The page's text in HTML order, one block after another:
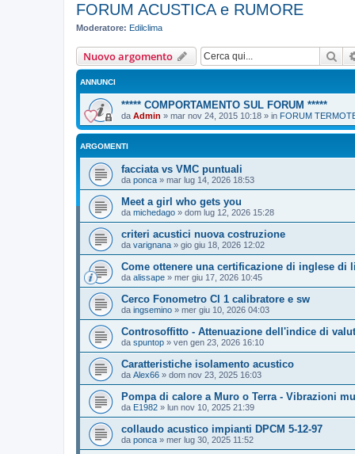
FORUM ACUSTICA e RUMORE
Moderatore: Edilclima
Nuovo argomento
ANNUNCI
***** COMPORTAMENTO SUL FORUM *****
da Admin » mar nov 24, 2015 10:18 » in FORUM
ARGOMENTI
facciata vs VMC puntuali
da ponca » mar lug 14, 2026 18:53
Meet a girl who gets you
da michedago » dom lug 12, 2026 15:28
criteri acustici nuova costruzione
da varignana » gio giu 18, 2026 12:02
Come ottenere una certificazione di inglese di
da alissape » mer giu 17, 2026 10:45
Cerco Fonometro Cl 1 calibratore e sw
da ingsemino » mer giu 10, 2026 04:03
Controsoffitto - Attenuazione dell'indice di
da spuntop » ven gen 23, 2026 16:10
Caratteristiche isolamento acustico
da Alex66 » dom nov 23, 2025 16:03
Pompa di calore a Muro o Terra - Vibrazioni
da E1982 » lun nov 10, 2025 21:39
collaudo acustico impianti DPCM 5-12-97
da ponca » mer lug 30, 2025 11:52